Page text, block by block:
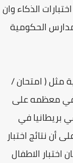
الذكاء وان
الحكومية
مثل ( امتحان /
في معظمه على
بريطانيا في
أن نتائج اختبار
اختبار الاطفال